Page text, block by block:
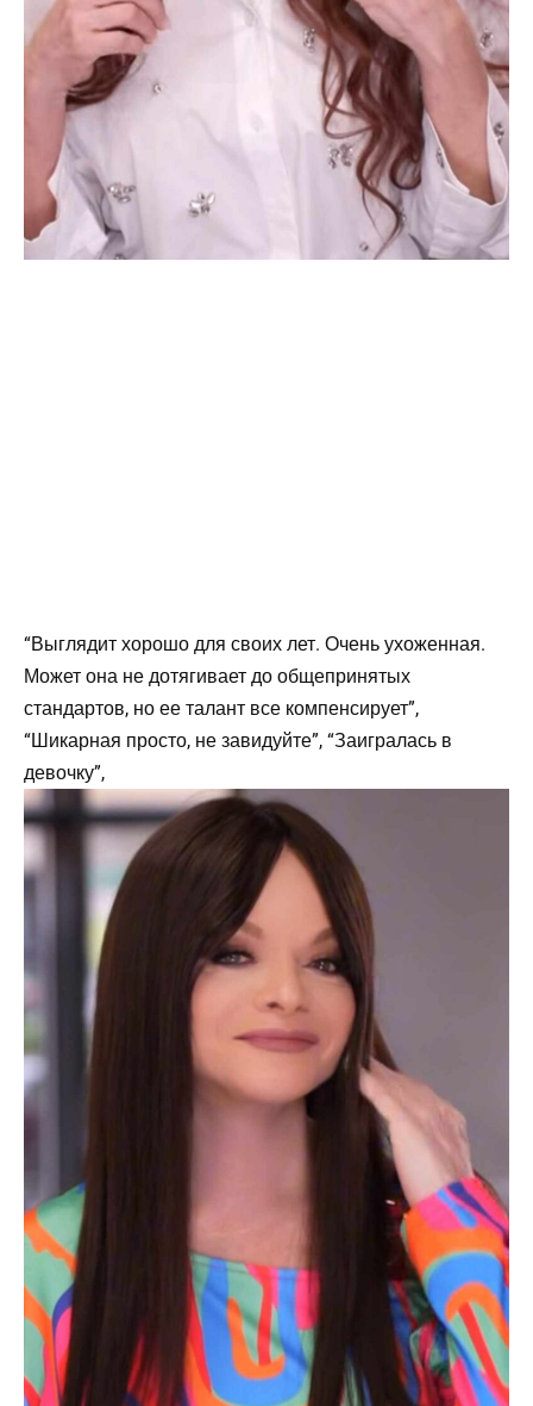
“Выглядит хорошо для своих лет. Очень ухоженная.
Может она не дотягивает до общепринятых
стандартов, но ее талант все компенсирует”,
“Шикарная просто, не завидуйте”, “Заигралась в
девочку”,